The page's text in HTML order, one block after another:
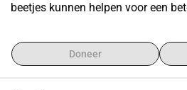
beetjes kunnen helpen voor een
Doneer